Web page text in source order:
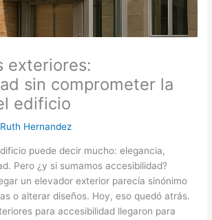
exteriores:
sin comprometer la
edificio
Ruth Hernandez
puede decir mucho: elegancia,
Pero ¿y si sumamos accesibilidad?
un elevador exterior parecía sinónimo
o alterar diseños. Hoy, eso quedó atrás.
para accesibilidad llegaron para